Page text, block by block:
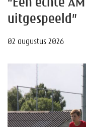
“Een echte
uitgespeeld”
02 augustus 2026